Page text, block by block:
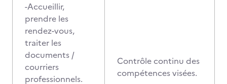
-Accueillir,
prendre les
rendez-vous,
traiter les
documents /
courriers
professionnels.
Contrôle continu des
compétences visées.